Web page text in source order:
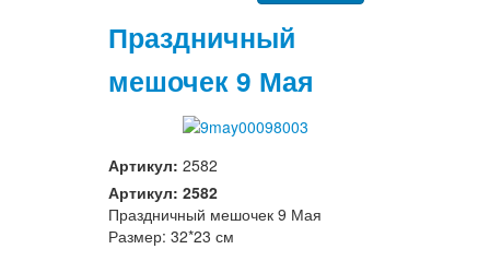
Праздничный
мешочек 9 Мая
Артикул: 2582
Артикул: 2582
Праздничный мешочек 9 Мая
Размер: 32*23 см